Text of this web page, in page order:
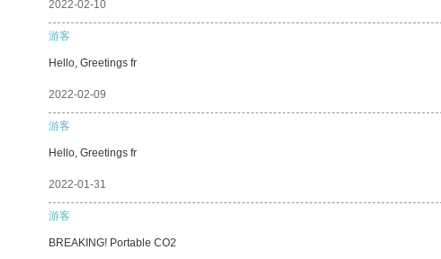
2022-02-10
游客
Hello, Greetings fr
2022-02-09
游客
Hello, Greetings fr
2022-01-31
游客
BREAKING! Portable CO2